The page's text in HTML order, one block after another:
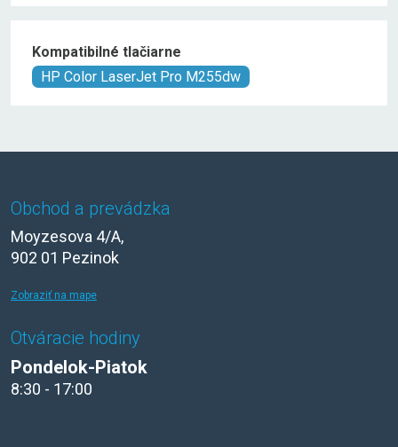
Kompatibilné tlačiarne
HP Color LaserJet Pro M255dw
Obchod a prevádzka
Moyzesova 4/A,
902 01 Pezinok
Zobraziť na mape
Otváracie hodiny
Pondelok-Piatok
8:30 - 17:00